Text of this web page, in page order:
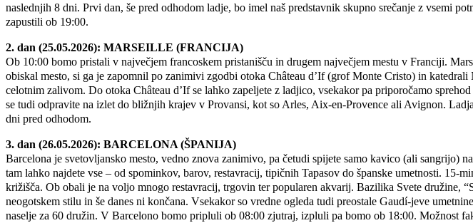
naslednjih 8 dni. Prvi dan, še pred odhodom ladje, bo imel naš predstavnik skupno srečanje z vsemi
zapustili ob 19:00.
2. dan (25.05.2026): MARSEILLE (FRANCIJA)
Ob 10:00 bomo pristali v največjem francoskem pristanišču in drugem največjem mestu v Franciji.
obiskal mesto, si ga je zapomnil po zanimivi zgodbi otoka Château d’If (grof Monte Cristo) in
celotnim zalivom. Do otoka Château d’If se lahko zapeljete z ladjico, vsekakor pa priporočamo
se tudi odpravite na izlet do bližnjih krajev v Provansi, kot so Arles, Aix-en-Provence ali Avignon.
dni pred odhodom.
3. dan (26.05.2026): BARCELONA (ŠPANIJA)
Barcelona je svetovljansko mesto, vedno znova zanimivo, pa četudi spijete samo kavico (ali sangrijo)
tam lahko najdete vse – od spominkov, barov, restavracij, tipičnih Tapasov do španske umetnosti. 15-
križišča. Ob obali je na voljo mnogo restavracij, trgovin ter popularen akvarij. Bazilika Svete družine,
neogotskem stilu in še danes ni končana. Vsekakor so vredne ogleda tudi preostale Gaudí-jeve
naselje za 60 družin. V Barcelono bomo pripluli ob 08:00 zjutraj, izpluli pa bomo ob 18:00. Možnost